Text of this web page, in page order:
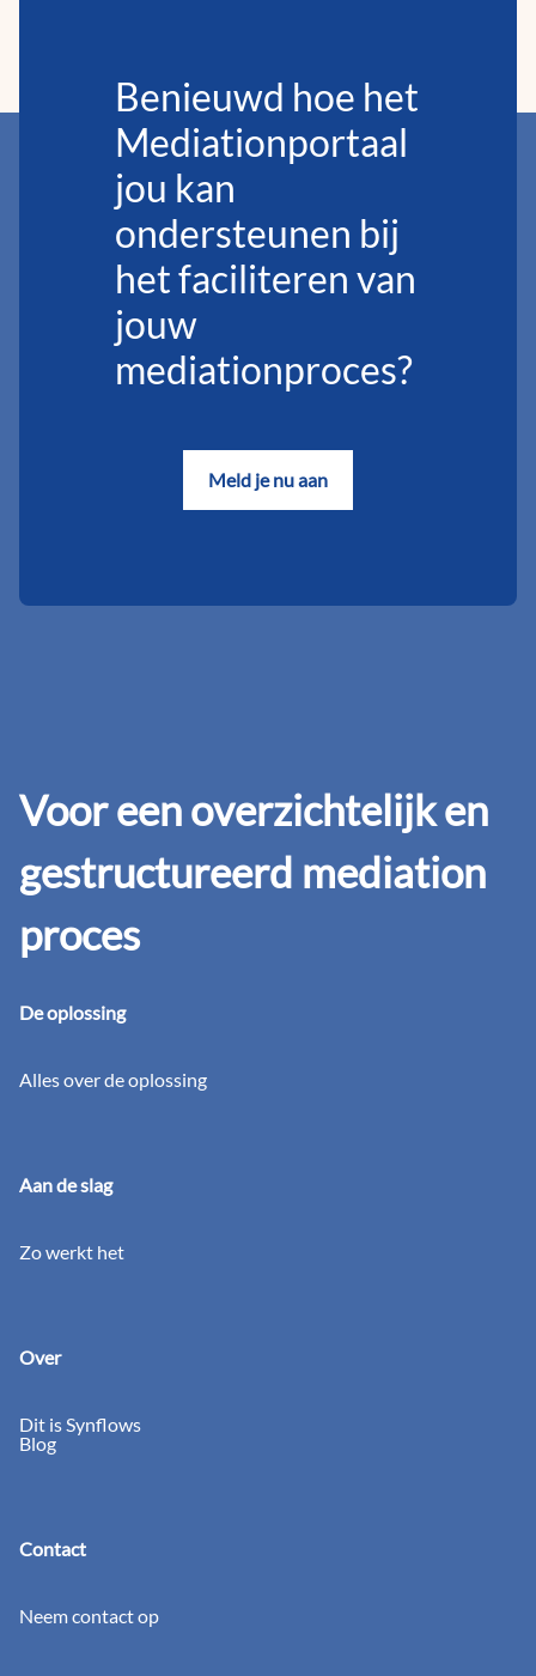
Benieuwd hoe het
Mediationportaal
jou kan
ondersteunen bij
het faciliteren van
jouw
mediationproces?
Meld je nu aan
Voor een overzichtelijk en
gestructureerd mediation
proces
De oplossing
Alles over de oplossing
Aan de slag
Zo werkt het
Over
Dit is Synflows
Blog
Contact
Neem contact op